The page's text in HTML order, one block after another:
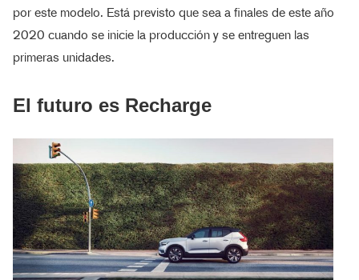
por este modelo. Está previsto que sea a finales de este año
2020 cuando se inicie la producción y se entreguen las
primeras unidades.
El futuro es Recharge